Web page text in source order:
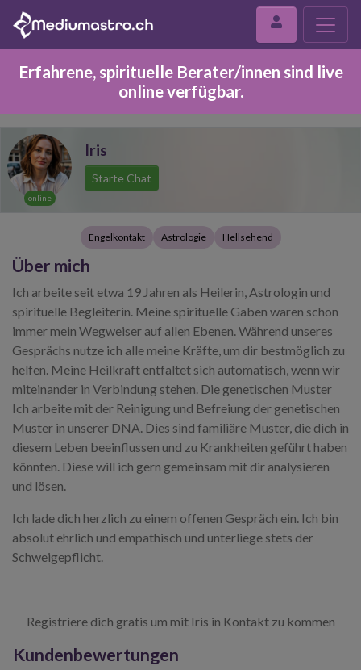
Erfahrene, spirituelle Berater/innen sind live
online verfügbar.
online
Iris
Starte Chat
Engelkontakt Astrologie Hellsehend
Über mich
Ich arbeite seit etwa 19 Jahren als Heilerin, Astrologin und
spirituelle Begleiterin. Meine spirituelle Gaben waren schon
immer mein Wegweiser auf allen Ebenen. Während unseres
Gesprächs nutze ich alle meine Kräfte, um dir bestmöglich zu
helfen. Meine Heilkraft entfaltet sich automatisch, wenn wir
miteinander in Verbindung stehen. Die genetischen Muster
Ich arbeite mit der Reinigung und Befreiung der genetischen
Muster in unserer DNA. Dies sind familiäre Muster, die dich in
diesem Leben beeinflussen und zu Krankheiten geführt haben
könnten. Diese will ich gern gemeinsam mit dir analysieren
und lösen.
Ich lade dich herzlich zu einem offenen Gespräch ein. Ich bin
absolut ehrlich und empathisch und unterliege stets der
Schweigepflicht.
Registriere dich gratis um mit Iris in Kontakt zu kommen
Kundenbewertungen